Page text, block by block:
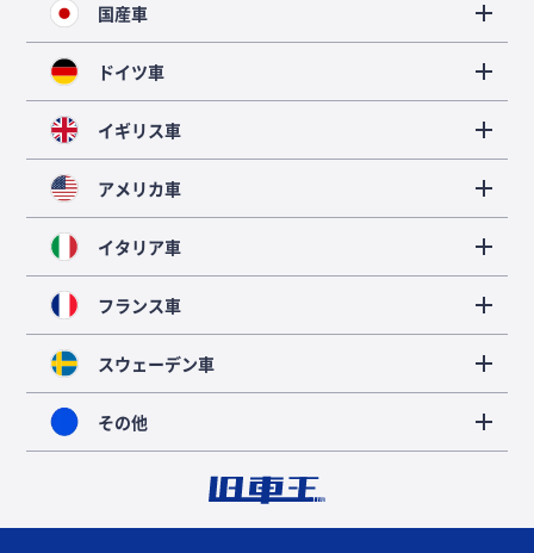
国産車
ドイツ車
イギリス車
アメリカ車
イタリア車
フランス車
スウェーデン車
その他